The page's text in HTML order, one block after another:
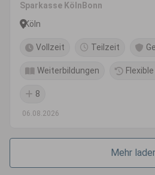
Sparkasse KölnBonn
Köln
Vollzeit Teilzeit
Weiterbildungen
8
06.08.2026
Mehr